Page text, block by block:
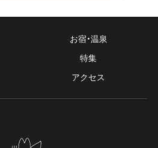
お宿・温泉
特集
アクセス